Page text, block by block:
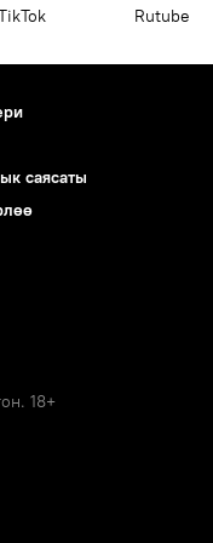
Rutube
саясаты
18+